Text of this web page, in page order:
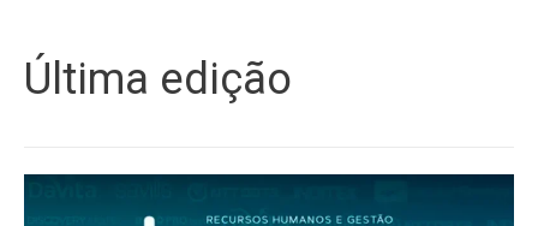
Última edição